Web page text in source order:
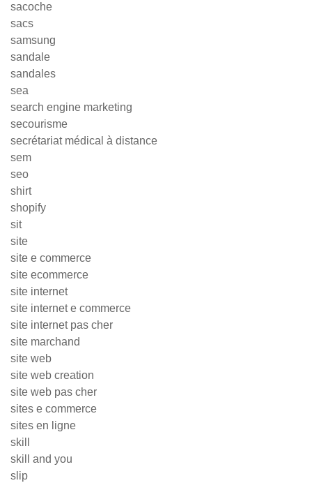
sacoche
sacs
samsung
sandale
sandales
sea
search engine marketing
secourisme
secrétariat médical à distance
sem
seo
shirt
shopify
sit
site
site e commerce
site ecommerce
site internet
site internet e commerce
site internet pas cher
site marchand
site web
site web creation
site web pas cher
sites e commerce
sites en ligne
skill
skill and you
slip